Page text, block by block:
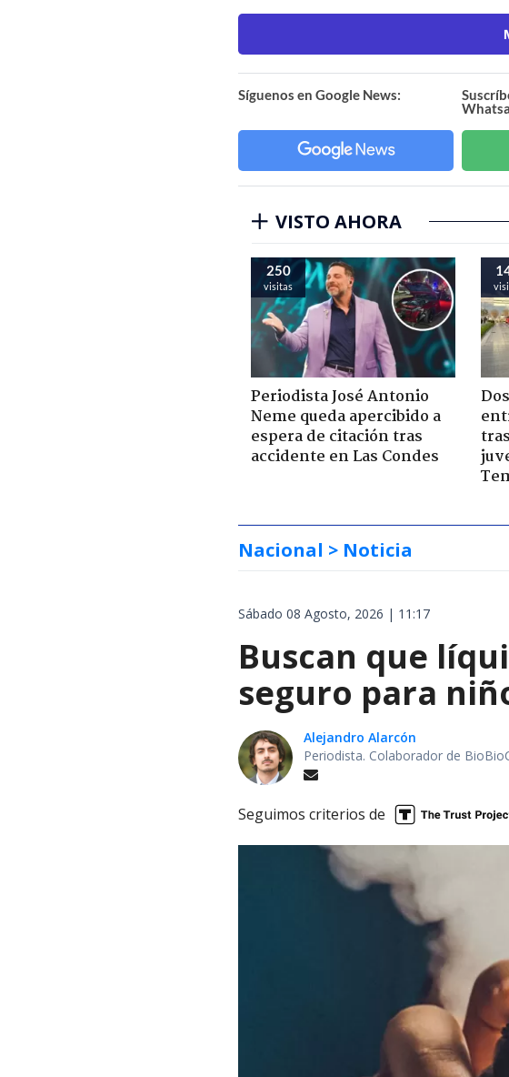
Síguenos en Google News:
VISTO AHORA
250
visitas
Periodista José Antonio
Neme queda apercibido a
espera de citación tras
accidente en Las Condes
Nacional > Noticia
Sábado 08 Agosto, 2026 | 11:17
Buscan que
seguro para
Alejandro Alarcón
Periodista. Colaborador de
Seguimos criterios de